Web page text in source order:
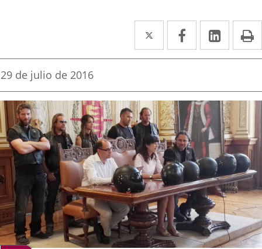
Twitter
Enlace
a
aplicación
externa.
Facebook
Enlace
a
aplicación
externa.
Enlace
a
Fecha
la
noticia
29 de julio de 2016